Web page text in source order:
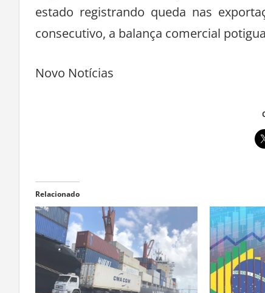
estado registrando queda nas
consecutivo, a balança comercial
Novo Notícias
Relacionado